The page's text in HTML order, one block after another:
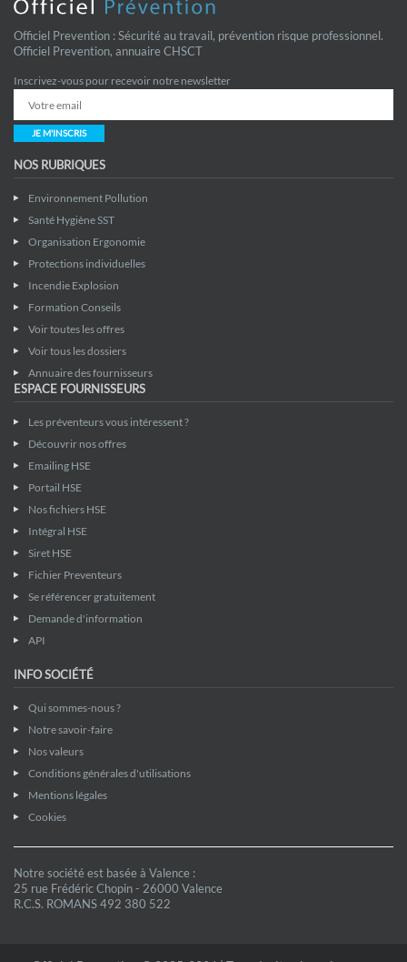
Officiel Prevention : Sécurité au travail, prévention risque professionnel.
Officiel Prevention, annuaire CHSCT
Inscrivez-vous pour recevoir notre newsletter
JE M'INSCRIS
NOS RUBRIQUES
Environnement Pollution
Santé Hygiène SST
Organisation Ergonomie
Protections individuelles
Incendie Explosion
Formation Conseils
Voir toutes les offres
Voir tous les dossiers
Annuaire des fournisseurs
ESPACE FOURNISSEURS
Les préventeurs vous intéressent ?
Découvrir nos offres
Emailing HSE
Portail HSE
Nos fichiers HSE
Intégral HSE
Siret HSE
Fichier Preventeurs
Se référencer gratuitement
Demande d'information
API
INFO SOCIÉTÉ
Qui sommes-nous ?
Notre savoir-faire
Nos valeurs
Conditions générales d'utilisations
Mentions légales
Cookies
Notre société est basée à Valence :
25 rue Frédéric Chopin - 26000 Valence
R.C.S. ROMANS 492 380 522